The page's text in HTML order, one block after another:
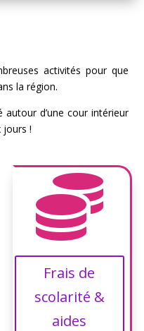
activités pour que
la région.
autour d’une cour intérieur
jours !

Frais de
scolarité &
aides